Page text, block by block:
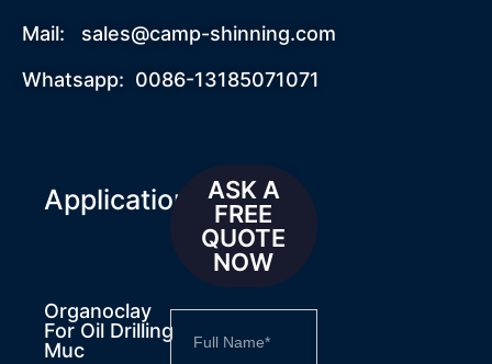
Mail: sales@camp-shinning.com
Whatsapp: 0086-13185071071
Applications
Organoclay
For Oil Drilling
Muc
ASK A
FREE
QUOTE
NOW